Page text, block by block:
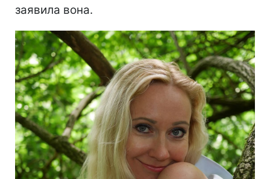
заявила вона.